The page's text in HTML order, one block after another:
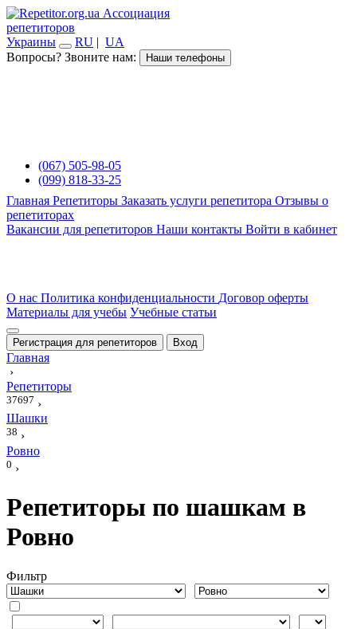
Ассоциация
репетиторов
Украины
RU | UA
Вопросы? Звоните нам:
Наши телефоны
(067) 505-98-05
(099) 818-33-25
Главная Репетиторы Заказать услуги репетитора Отзывы о
репетиторах
Вакансии для репетиторов Наши контакты Войти в кабинет
О нас Политика конфиденциальности Договор оферты
Материалы для учебы Учебные статьи
Регистрация для репетиторов Вход
Главная
›
Репетиторы
37697 ›
Шашки
38 ›
Ровно
0 ›
Репетиторы по шашкам в
Ровно
Фильтр